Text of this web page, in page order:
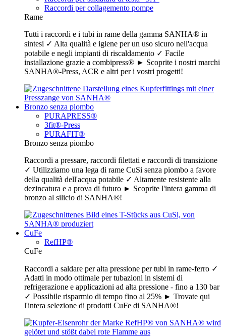
Raccordi per collagemento pompe
Rame
Tutti i raccordi e i tubi in rame della gamma SANHA® in
sintesi ✓ Alta qualità e igiene per un uso sicuro nell'acqua
potabile e negli impianti di riscaldamento ✓ Facile
installazione grazie a combipress® ► Scoprite i nostri marchi
SANHA®-Press, ACR e altri per i vostri progetti!
Bronzo senza piombo
PURAPRESS®
3fit®-Press
PURAFIT®
Bronzo senza piombo
Raccordi a pressare, raccordi filettati e raccordi di transizione
✓ Utilizziamo una lega di rame CuSi senza piombo a favore
della qualità dell'acqua potabile ✓ Altamente resistente alla
dezincatura e a prova di futuro ► Scoprite l'intera gamma di
bronzo al silicio di SANHA®!
CuFe
RefHP®
CuFe
Raccordi a saldare per alta pressione per tubi in rame-ferro ✓
Adatti in modo ottimale per tubazioni in sistemi di
refrigerazione e applicazioni ad alta pressione - fino a 130 bar
✓ Possibile risparmio di tempo fino al 25% ► Trovate qui
l'intera selezione di prodotti CuFe di SANHA®!